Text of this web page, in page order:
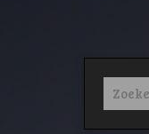
Zoeken
naar: